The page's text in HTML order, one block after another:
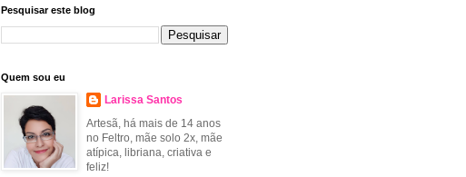
Pesquisar este blog
Quem sou eu
Larissa Santos
Artesã, há mais de 14 anos
no Feltro, mãe solo 2x, mãe
atípica, libriana, criativa e
feliz!